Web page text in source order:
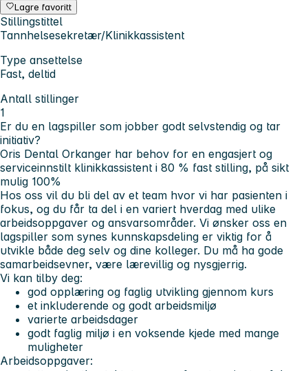
Lagre favoritt
Stillingstittel
Tannhelsesekretær/Klinikkassistent
Type ansettelse
Fast, deltid
Antall stillinger
1
Er du en lagspiller som jobber godt selvstendig og tar
initiativ?
Oris Dental Orkanger har behov for en engasjert og
serviceinnstilt klinikkassistent i 80 % fast stilling, på sikt
mulig 100%
Hos oss vil du bli del av et team hvor vi har pasienten i
fokus, og du får ta del i en variert hverdag med ulike
arbeidsoppgaver og ansvarsområder. Vi ønsker oss en
lagspiller som synes kunnskapsdeling er viktig for å
utvikle både deg selv og dine kolleger. Du må ha gode
samarbeidsevner, være lærevillig og nysgjerrig.
Vi kan tilby deg:
god opplæring og faglig utvikling gjennom kurs
et inkluderende og godt arbeidsmiljø
varierte arbeidsdager
godt faglig miljø i en voksende kjede med mange
muligheter
Arbeidsoppgaver: